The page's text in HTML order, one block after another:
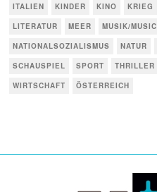
ITALIEN
KINDER KINO KRIEG
LITERATUR
MEER MUSIK/MUSIC
NATIONALSOZIALISMUS
NATUR
SCHAUSPIEL
SPORT THRILLER
WIRTSCHAFT
ÖSTERREICH